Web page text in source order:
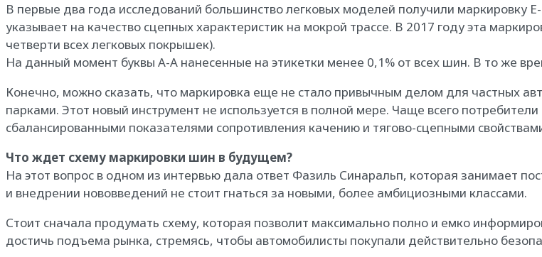
В первые два года исследований большинство легковых моделей получили маркировку
указывает на качество сцепных характеристик на мокрой трассе. В 2017 году эта
четверти всех легковых покрышек).
На данный момент буквы А-А нанесенные на этикетки менее 0,1% от всех шин. В то же
Конечно, можно сказать, что маркировка еще не стало привычным делом для частных
парками. Этот новый инструмент не используется в полной мере. Чаще всего
сбалансированными показателями сопротивления качению и тягово-сцепными
Что ждет схему маркировки шин в будущем?
На этот вопрос в одном из интервью дала ответ Фазиль Синаральп, которая занимает
и внедрении нововведений не стоит гнаться за новыми, более амбициозными классами.
Стоит сначала продумать схему, которая позволит максимально полно и емко
достичь подъема рынка, стремясь, чтобы автомобилисты покупали действительно